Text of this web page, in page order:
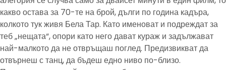
какво остава за 70-те на брой, дълги по година кадъра,
колкото тук живя Бела Тар. Като именоват и подреждат за
теб „нещата“, опори като него дават кураж и задължават
най-малкото да не отвръщаш поглед. Предизвикват да
отвърнеш с танц, да бъдеш едно ниво по-близо.